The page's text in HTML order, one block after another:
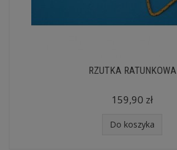
RZUTKA RATUNKOWA
159,90 zł
Do koszyka